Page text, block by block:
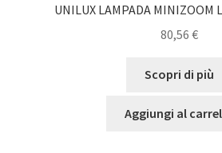
UNILUX LAMPADA MINIZOOM
80,56 €
Scopri di più
Aggiungi al